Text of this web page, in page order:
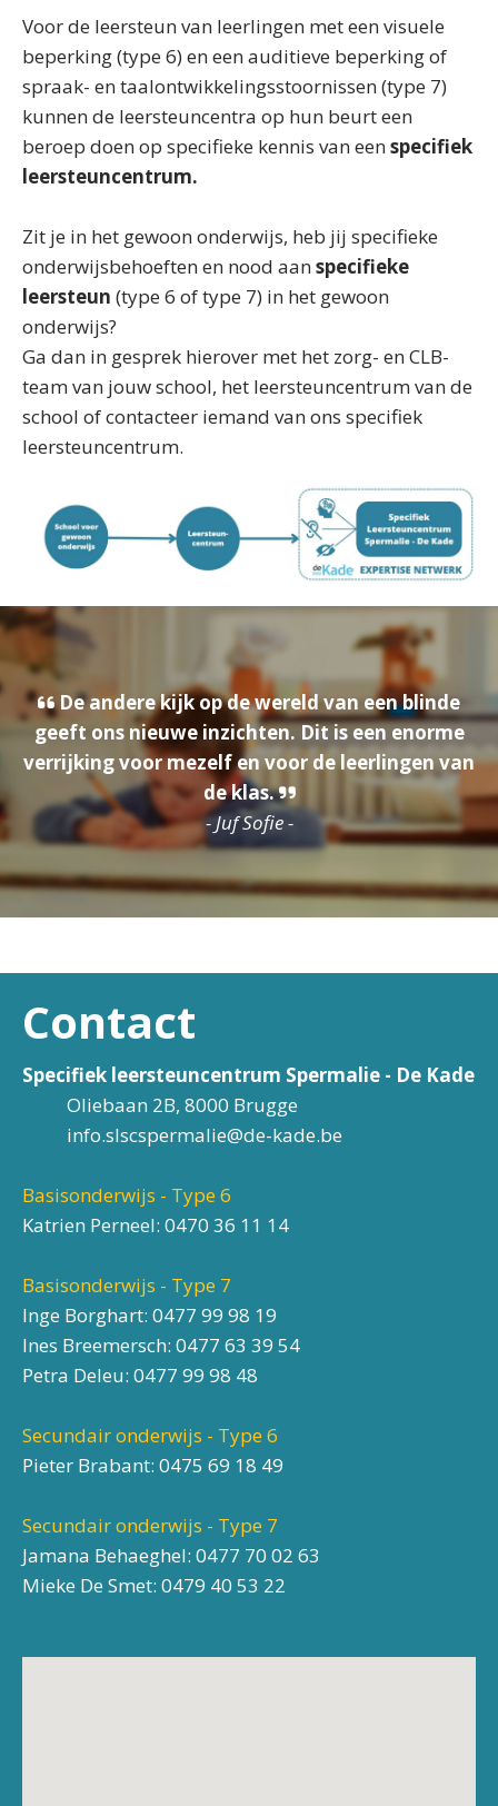
Voor de leersteun van leerlingen met een visuele
beperking (type 6) en een auditieve beperking of
spraak- en taalontwikkelingsstoornissen (type 7)
kunnen de leersteuncentra op hun beurt een
beroep doen op specifieke kennis van eenspecifiek
leersteuncentrum.
Zit je in het gewoon onderwijs, heb jij specifieke
onderwijsbehoeften en nood aanspecifieke
leersteun (type 6 of type 7) in het gewoon
onderwijs?
Ga dan in gesprek hierover met het zorg- en CLB-
team van jouw school, het leersteuncentrum van de
school of contacteer iemand van ons specifiek
leersteuncentrum.
De andere kijk op de wereld van een blinde
geeft ons nieuwe inzichten. Dit is een enorme
verrijking voor mezelf en voor de leerlingen van
de klas.
- Juf Sofie-
Contact
Specifiek leersteuncentrum Spermalie - De Kade
Oliebaan 2B, 8000 Brugge
info.slscspermalie@de-kade.be
Basisonderwijs - Type 6
Katrien Perneel: 0470 36 11 14
Basisonderwijs - Type 7
Inge Borghart: 0477 99 98 19
Ines Breemersch: 0477 63 39 54
Petra Deleu: 0477 99 98 48
Secundair onderwijs - Type 6
Pieter Brabant: 0475 69 18 49
Secundair onderwijs - Type 7
Jamana Behaeghel: 0477 70 02 63
Mieke De Smet: 0479 40 53 22